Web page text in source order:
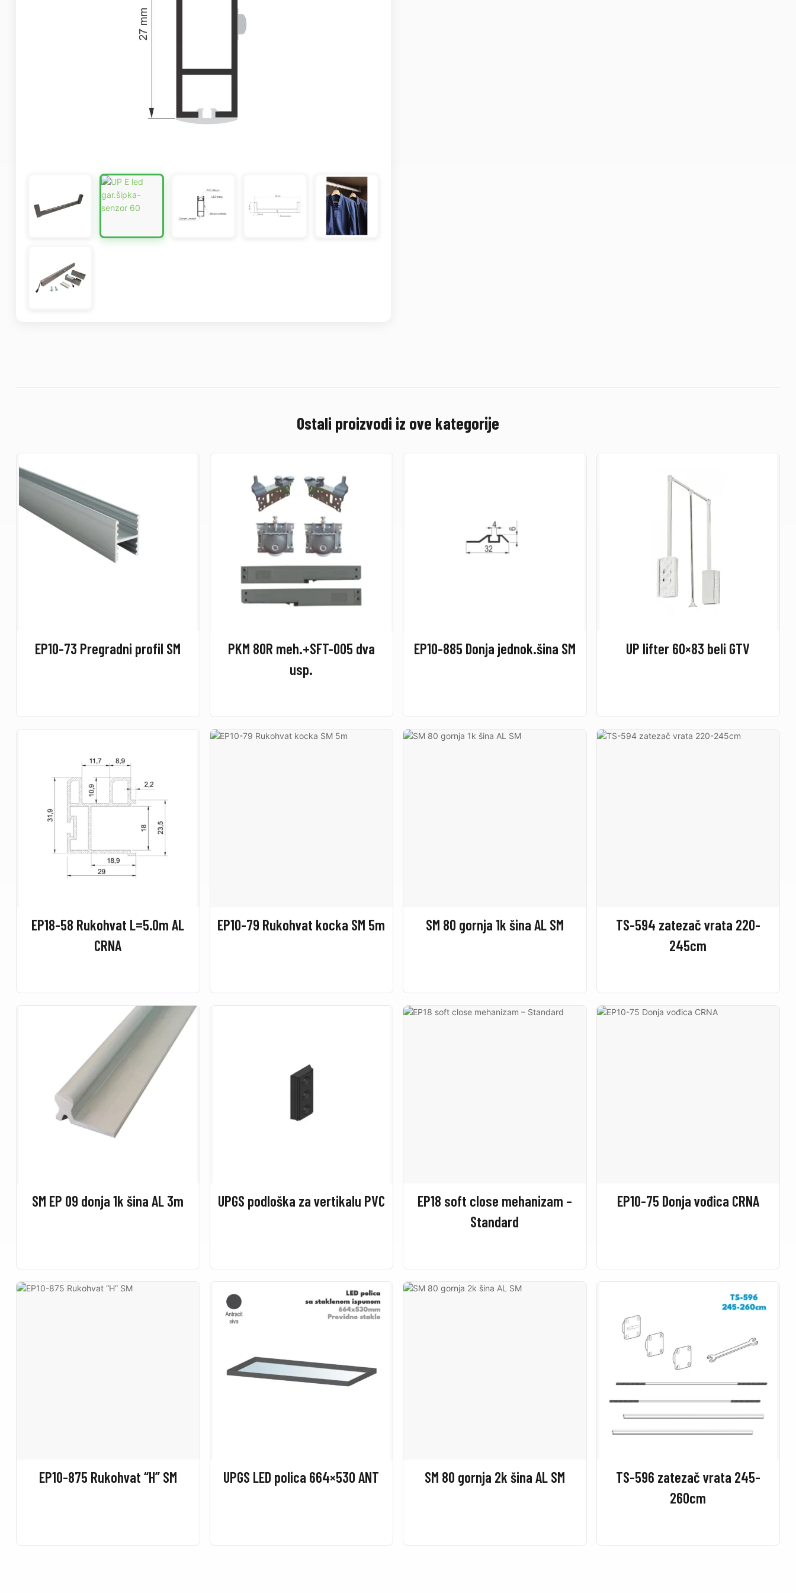
Ostali proizvodi iz ove kategorije
EP10-73 Pregradni profil SM
PKM 80R meh.+SFT-005 dva
usp.
EP10-885 Donja jednok.šina SM UP lifter 60×83 beli GTV
EP18-58 Rukohvat L=5.0m AL
CRNA
EP10-79 Rukohvat kocka SM 5m SM 80 gornja 1k šina AL SM
TS-594 zatezač vrata 220-
245cm
SM EP 09 donja 1k šina AL 3m UPGS podloška za vertikalu PVC
EP18 soft close mehanizam –
Standard
EP10-75 Donja vođica CRNA
EP10-875 Rukohvat “H” SM UPGS LED polica 664×530 ANT SM 80 gornja 2k šina AL SM
TS-596 zatezač vrata 245-
260cm